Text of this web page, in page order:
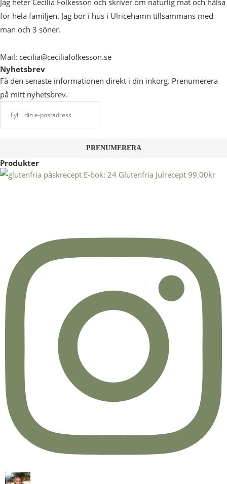
Jag heter Cecilia Folkesson och skriver om naturlig mat och hälsa
för hela familjen. Jag bor i hus i Ulricehamn tillsammans med
man och 3 söner.
Mail: cecilia@ceciliafolkesson.se
Nyhetsbrev
Få den senaste informationen direkt i din inkorg. Prenumerera
på mitt nyhetsbrev.
Produkter
E-bok: 24 Glutenfria Julrecept 99,00kr